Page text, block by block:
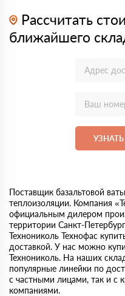
Рассчитать
ближайшего
Поставщик базальтовой
теплоизоляции. Компания
официальным дилером
территории Санкт-
Технониколь Технофас
доставкой. У нас можно
Технониколь. На наших
популярные линейки по
с частными лицами, так и с
компаниями.